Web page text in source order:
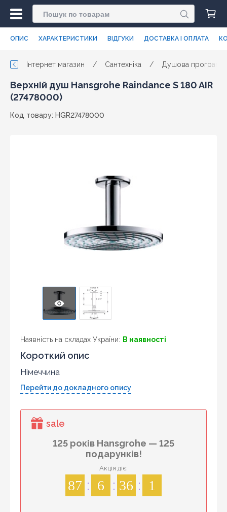
ОПИС ХАРАКТЕРИСТИКИ ВІДГУКИ ДОСТАВКА І ОПЛАТА
Інтернет магазин / Сантехніка / Душова програма
Верхній душ Hansgrohe Raindance S 180 AIR
(27478000)
Код товару: HGR27478000
Наявність на складах України: В наявності
Короткий опис
Німеччина
Перейти до докладного опису
sale
125 років Hansgrohe — 125
подарунків!
Акція діє:
87 6 36 1